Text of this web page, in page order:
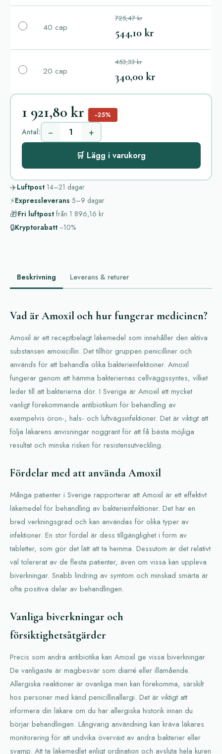
40 cap
725,47 kr
544,10 kr
20 cap
453,33 kr
340,00 kr
1 921,80 kr −25%
Antal: − +
🛒 Lägg i varukorg
✈️Luftpost 14–21 dagar
⚡Expressleverans 5–9 dagar
🎁Fri luftpost från 1 896,16 kr
🔒Kryptorabatt −10%
Beskrivning Leverans & returer
Vad är Amoxil och hur fungerar medicinen?
Amoxil är ett receptbelagt läkemedel som innehåller den aktiva
substansen amoxicillin. Det tillhör gruppen penicilliner och
används för att behandla olika bakterieinfektioner. Amoxil
fungerar genom att hämma bakteriernas cellväggssyntes, vilket
leder till att bakterierna dör. I Sverige är Amoxil ett mycket
vanligt förekommande antibiotikum för behandling av
exempelvis öron-, hals- och luftvägsinfektioner. Det är viktigt att
följa läkarens anvisningar noggrant för att få bästa möjliga
resultat och minska risken för resistensutveckling.
Fördelar med att använda Amoxil
Många patienter i Sverige rapporterar att Amoxil är ett effektivt
läkemedel för behandling av bakterieinfektioner. Det har en
bred verkningsgrad och kan användas för olika typer av
infektioner. En stor fördel är dess tillgänglighet i form av
tabletter, som gör det lätt att ta hemma. Dessutom är det relativt
väl tolererat av de flesta patienter, även om vissa kan uppleva
biverkningar. Snabb lindring av symtom och minskad smärta är
ofta positiva delar av behandlingen.
Vanliga biverkningar och
försiktighetsåtgärder
Precis som andra antibiotika kan Amoxil ge vissa biverkningar.
De vanligaste är magbesvär som diarré eller illamående.
Allergiska reaktioner är ovanliga men kan förekomma, särskilt
hos personer med känd penicillinallergi. Det är viktigt att
informera din läkare om du har allergiska historik innan du
börjar behandlingen. Långvarig användning kan kräva läkares
monitorering för att undvika överväxt av andra bakterier eller
svamp. Att ta läkemedlet enligt ordination och avsluta hela kuren